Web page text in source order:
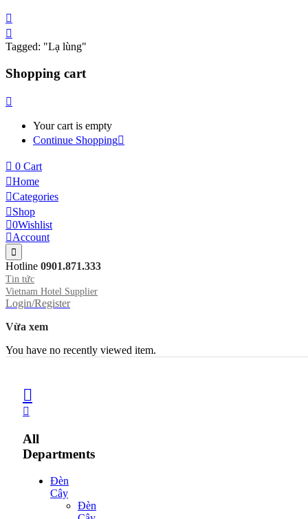
Tagged: "Lạ lùng"
Shopping cart
Your cart is empty
Continue Shopping
0 Cart
Home
Categories
Shop
0Wishlist
Account
Hotline 0901.871.333
Tin tức
Vietnam Hotel Supplier
Login/Register
Vừa xem
You have no recently viewed item.
All
Departments
Đèn
Cây
Đèn